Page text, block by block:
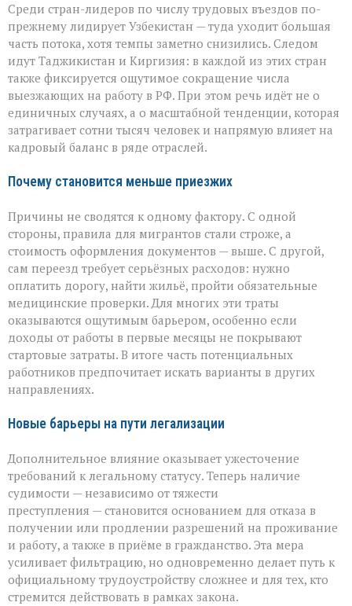
Среди стран-лидеров по числу трудовых въездов по-
прежнему лидирует Узбекистан — туда уходит большая
часть потока, хотя темпы заметно снизились. Следом
идут Таджикистан и Киргизия: в каждой из этих стран
также фиксируется ощутимое сокращение числа
выезжающих на работу в РФ. При этом речь идёт не о
единичных случаях, а о масштабной тенденции, которая
затрагивает сотни тысяч человек и напрямую влияет на
кадровый баланс в ряде отраслей.
Почему становится меньше приезжих
Причины не сводятся к одному фактору. С одной
стороны, правила для мигрантов стали строже, а
стоимость оформления документов — выше. С другой,
сам переезд требует серьёзных расходов: нужно
оплатить дорогу, найти жильё, пройти обязательные
медицинские проверки. Для многих эти траты
оказываются ощутимым барьером, особенно если
доходы от работы в первые месяцы не покрывают
стартовые затраты. В итоге часть потенциальных
работников предпочитает искать варианты в других
направлениях.
Новые барьеры на пути легализации
Дополнительное влияние оказывает ужесточение
требований к легальному статусу. Теперь наличие
судимости — независимо от тяжести
преступления — становится основанием для отказа в
получении или продлении разрешений на проживание
и работу, а также в приёме в гражданство. Эта мера
усиливает фильтрацию, но одновременно делает путь к
официальному трудоустройству сложнее и для тех, кто
стремится действовать в рамках закона.